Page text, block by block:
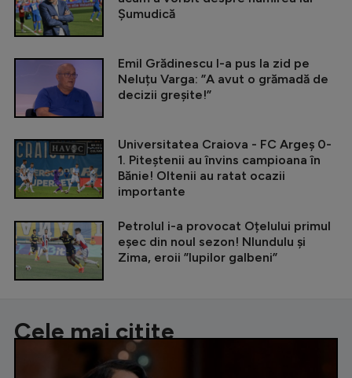
Șumudică
Emil Grădinescu l-a pus la zid pe
Neluțu Varga: ”A avut o grămadă de
decizii greșite!”
Universitatea Craiova - FC Argeș 0-
1. Piteștenii au învins campioana în
Bănie! Oltenii au ratat ocazii
importante
Petrolul i-a provocat Oțelului primul
eșec din noul sezon! Nlundulu și
Zima, eroii ”lupilor galbeni”
Cele mai citite